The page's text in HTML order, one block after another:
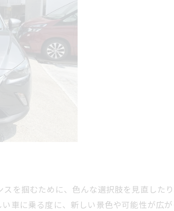
を掴むために、色んな選択肢を見直した
車に乗る度に、新しい景色や可能性が広